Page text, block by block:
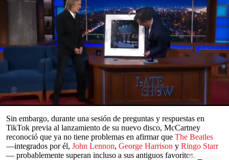
seconds
seconds
Read in English
Paul McCartney finalmente admitió lo que muchos fanáticos de
los
Beatlesesperaban escuchar: que el cuarteto deLiverpooles la
mejor banda de
todos los tiempos.
El músico
, de 83 años, sostuvo durante décadas que los mejores
compositores de la historia fueron The Everly Brothers, el dúo
detrás de canciones como ‘Cathy’s Clown’ y ‘All I Have to Do Is
Dream’.
Sin embargo, durante una sesión de preguntas y respuestas en
TikTok previa al lanzamiento de su nuevo disco, McCartney
reconoció que ya no tiene problemas en afirmar que The Beatles
—integrados por él, John Lennon, George Harrison y Ringo Starr
— probablemente superan incluso a sus antiguos favoritos.